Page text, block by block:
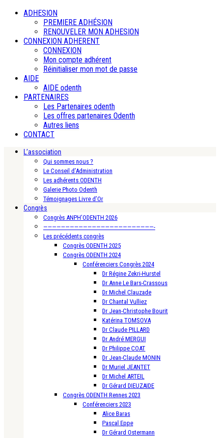
ADHESION
PREMIERE ADHÉSION
RENOUVELER MON ADHESION
CONNEXION ADHERENT
CONNEXION
Mon compte adhérent
Réinitialiser mon mot de passe
AIDE
AIDE odenth
PARTENAIRES
Les Partenaires odenth
Les offres partenaires Odenth
Autres liens
CONTACT
L’association
Qui sommes nous ?
Le Conseil d’Administration
Les adhérents ODENTH
Galerie Photo Odenth
Témoignages Livre d’Or
Congrès
Congrès ANPH’ODENTH 2026
—————————————————————————-
Les précédents congrès
Congrès ODENTH 2025
Congrès ODENTH 2024
Conférenciers Congrès 2024
Dr Régine Zekri-Hurstel
Dr Anne Le Bars-Crassous
Dr Michel Clauzade
Dr Chantal Vulliez
Dr Jean-Christophe Bourit
Katérina TOMSOVA
Dr Claude PILLARD
Dr André MERGUI
Dr Philippe COAT
Dr Jean-Claude MONIN
Dr Muriel JEANTET
Dr Michel ARTEIL
Dr Gérard DIEUZAIDE
Congrès ODENTH Rennes 2023
Conférenciers 2023
Alice Baras
Pascal Eppe
Dr Gérard Ostermann